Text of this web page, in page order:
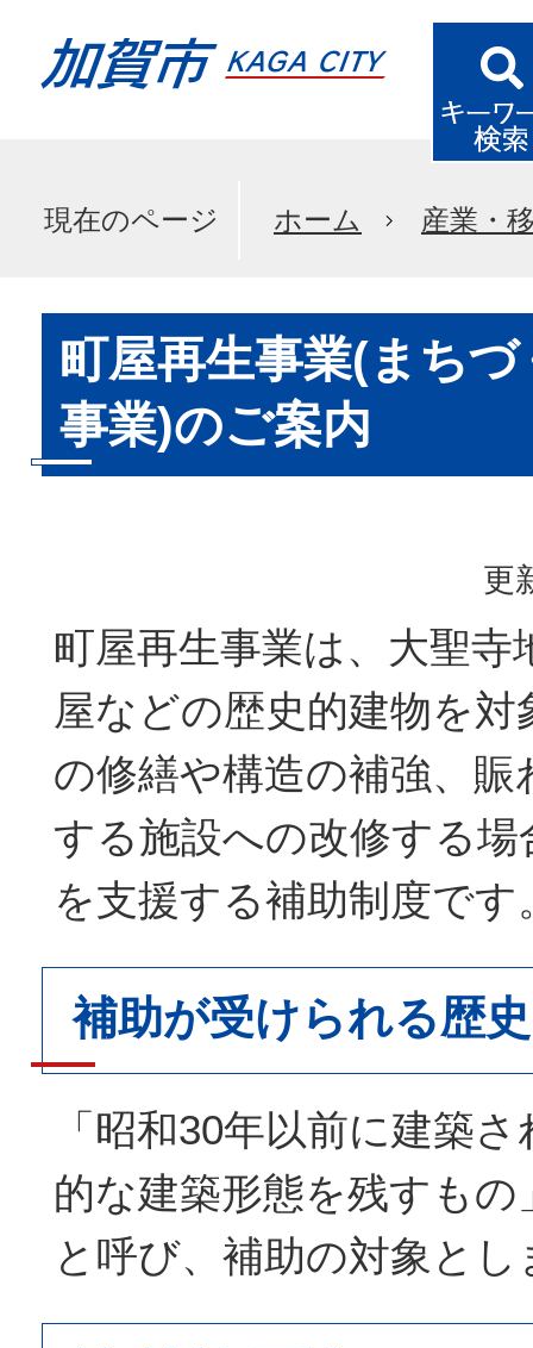
現在のページ ホーム 産業・
町屋再生事業(まち
事業)のご案内
更
町屋再生事業は、大聖寺
屋などの歴史的建物を
の修繕や構造の補強、賑
する施設への改修する場
を支援する補助制度です
補助が受けられる歴
「昭和30年以前に建築
的な建築形態を残すもの
と呼び、補助の対象とし